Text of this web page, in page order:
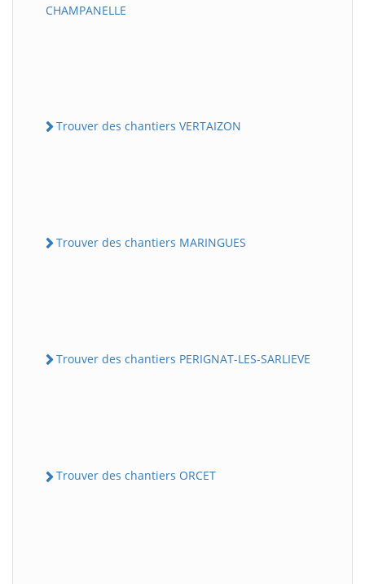
CHAMPANELLE
Trouver des chantiers VERTAIZON
Trouver des chantiers MARINGUES
Trouver des chantiers PERIGNAT-LES-SARLIEVE
Trouver des chantiers ORCET